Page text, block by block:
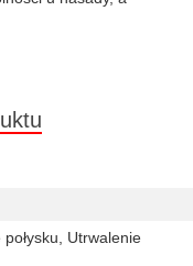
Utrwalenie